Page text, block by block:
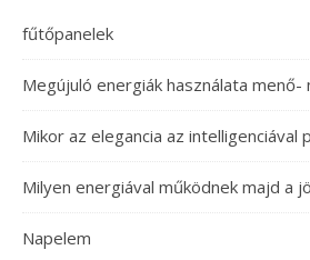
fűtőpanelek
Megújuló energiák használata menő-
Mikor az elegancia az intelligenciával
Milyen energiával működnek majd a
Napelem